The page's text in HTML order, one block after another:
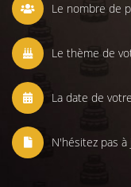
Le nombre de
Le thème de
La date de
N'hésitez pas